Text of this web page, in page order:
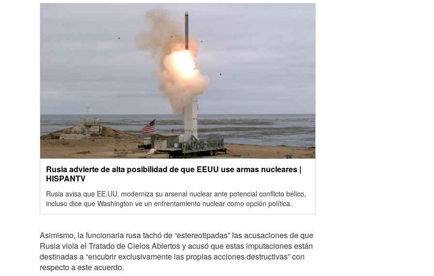
Rusia advierte de alta posibilidad de que EEUU use armas nucleares |
HISPANTV
Rusia avisa que EE.UU. moderniza su arsenal nuclear ante potencial conflicto bélico,
incluso dice que Washington ve un enfrentamiento nuclear como opción política.
Asimismo, la funcionaria rusa tachó de “estereotipadas” las acusaciones de que
Rusia viola el Tratado de Cielos Abiertos y acusó que estas imputaciones están
destinadas a “encubrir exclusivamente las propias acciones destructivas” con
respecto a este acuerdo.